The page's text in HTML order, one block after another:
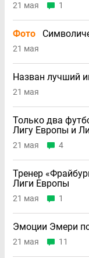
21 мая 1
Фото
21 мая
Назван лучший
21 мая
Только два
Лигу Европы и
21 мая 4
Тренер
Лиги Европы
21 мая 1
Эмоции Эмери
21 мая 11